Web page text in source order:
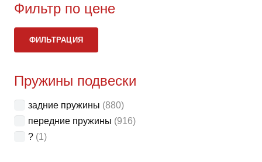
Фильтр по цене
ФИЛЬТРАЦИЯ
Пружины подвески
задние пружины (880)
передние пружины (916)
? (1)